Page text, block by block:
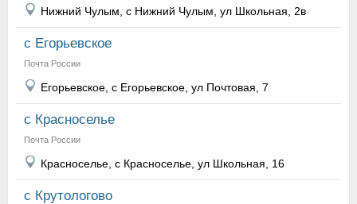
Нижний Чулым, с Нижний Чулым, ул Школьная, 2в
с Егорьевское
Почта России
Егорьевское, с Егорьевское, ул Почтовая, 7
с Красноселье
Почта России
Красноселье, с Красноселье, ул Школьная, 16
с Крутологово